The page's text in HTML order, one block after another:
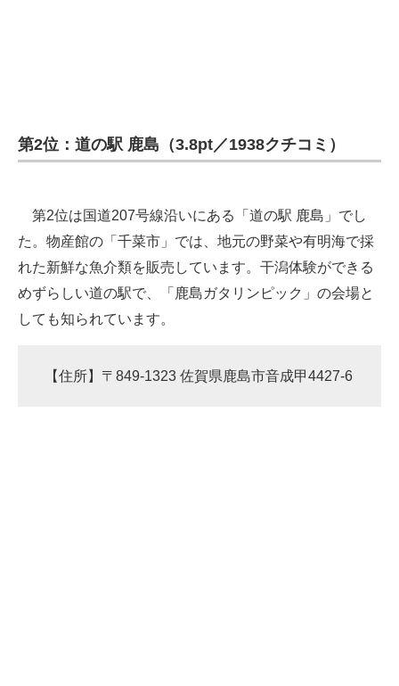
第2位：道の駅 鹿島（3.8pt／1938クチコミ）
第2位は国道207号線沿いにある「道の駅 鹿島」でし
た。物産館の「千菜市」では、地元の野菜や有明海で採
れた新鮮な魚介類を販売しています。干潟体験ができる
めずらしい道の駅で、「鹿島ガタリンピック」の会場と
しても知られています。
【住所】〒849-1323 佐賀県鹿島市音成甲4427-6